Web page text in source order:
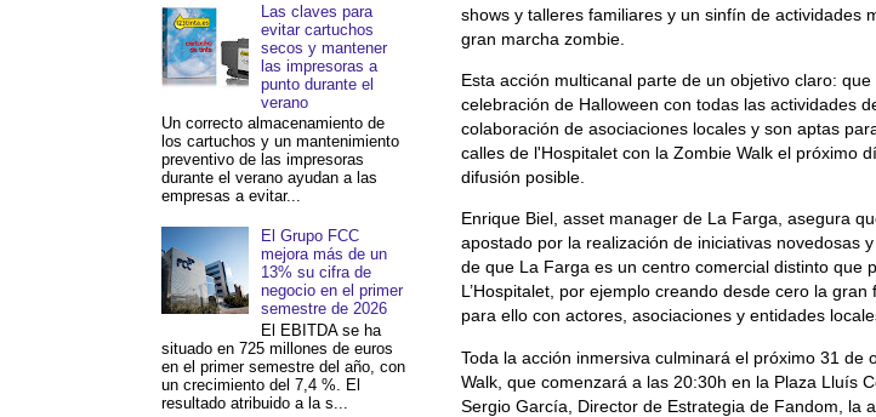
shows y talleres familiares y un sinfín de actividades
gran marcha zombie.
Esta acción multicanal parte de un objetivo claro:
celebración de Halloween con todas las actividades
colaboración de asociaciones locales y son aptas
calles de l'Hospitalet con la Zombie Walk el próximo
difusión posible.
Enrique Biel, asset manager de La Farga, asegura
apostado por la realización de iniciativas novedosas
de que La Farga es un centro comercial distinto que
L’Hospitalet, por ejemplo creando desde cero la
para ello con actores, asociaciones y entidades
Toda la acción inmersiva culminará el próximo 31 de
Walk, que comenzará a las 20:30h en la Plaza Lluís
Sergio García, Director de Estrategia de Fandom, la
Las claves para
evitar cartuchos
secos y mantener
las impresoras a
punto durante el
verano
Un correcto almacenamiento de
los cartuchos y un mantenimiento
preventivo de las impresoras
durante el verano ayudan a las
empresas a evitar...
El Grupo FCC
mejora más de un
13% su cifra de
negocio en el primer
semestre de 2026
El EBITDA se ha
situado en 725 millones de euros
en el primer semestre del año, con
un crecimiento del 7,4 %. El
resultado atribuido a la s...